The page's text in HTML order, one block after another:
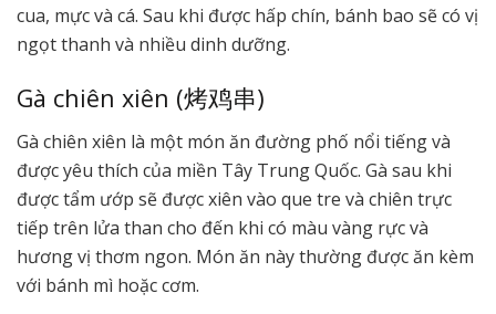
cua, mực và cá. Sau khi được hấp chín, bánh bao sẽ có vị
ngọt thanh và nhiều dinh dưỡng.
Gà chiên xiên (烤鸡串)
Gà chiên xiên là một món ăn đường phố nổi tiếng và
được yêu thích của miền Tây Trung Quốc. Gà sau khi
được tẩm ướp sẽ được xiên vào que tre và chiên trực
tiếp trên lửa than cho đến khi có màu vàng rực và
hương vị thơm ngon. Món ăn này thường được ăn kèm
với bánh mì hoặc cơm.